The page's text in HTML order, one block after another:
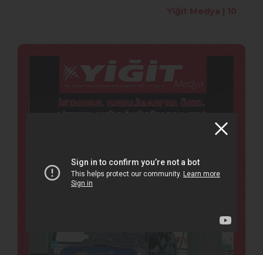
Yiğit Medya | 10